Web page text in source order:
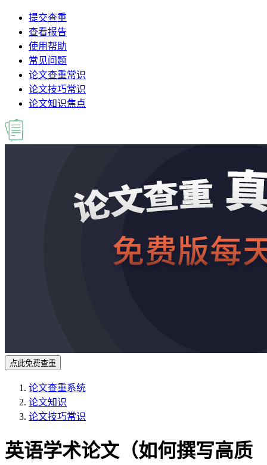
提交查重
查看报告
使用帮助
常见问题
论文查重常识
论文技巧常识
论文知识焦点
点此免费查重
论文查重系统
论文知识
论文技巧常识
英语学术论文（如何撰写高质